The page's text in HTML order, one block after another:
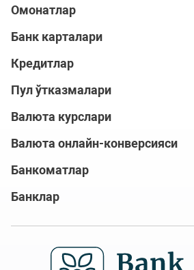
Омонатлар
Банк карталари
Кредитлар
Пул ўтказмалари
Валюта курслари
Валюта онлайн-конверсияси
Банкоматлар
Банклар